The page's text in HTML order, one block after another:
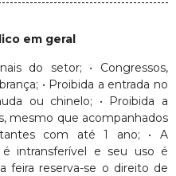
em geral
do setor; • Congressos,
• Proibida a entrada no
ou chinelo; • Proibida a
mesmo que acompanhados
com até 1 ano; • A
intransferível e seu uso é
feira reserva-se o direito de